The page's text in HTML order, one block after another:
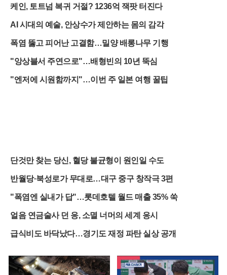
케인, 토트넘 복귀 거절? 1236억 잭팟 터진다
AI 시대의 예술, 안상수가 제안하는 몸의 감각
폭염 뚫고 피어난 고결함…밀양 배롱나무 기행
"앙상블서 주연으로"…배형빈의 10년 뚝심
"엔저에 시원함까지"…이번 주 일본 여행 꿀팁
단것만 찾는 당신, 혈당 불균형이 원인일 수도
반월당·북성로가 무대로…대구 중구 창작극 3편
"폭염엔 실내가 답"…롯데호텔 월드 매출 35% 쑥
얼음 연금술사 던 응, 소멸 너머의 세계 응시
급식비도 바닥났다…경기도 재정 파탄 실상 공개